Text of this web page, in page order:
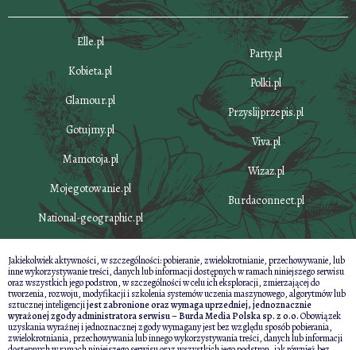
Elle.pl
Kobieta.pl
Glamour.pl
Gotujmy.pl
Mamotoja.pl
Mojegotowanie.pl
National-geographic.pl
Party.pl
Polki.pl
Przyslijprzepis.pl
Viva.pl
Wizaz.pl
Burdaconnect.pl
Jakiekolwiek aktywności, w szczególności: pobieranie, zwielokrotnianie, przechowywanie, lub
inne wykorzystywanie treści, danych lub informacji dostępnych w ramach niniejszego serwisu
oraz wszystkich jego podstron, w szczególności w celu ich eksploracji, zmierzającej do
tworzenia, rozwoju, modyfikacji i szkolenia systemów uczenia maszynowego, algorytmów lub
sztucznej inteligencjijest zabronione oraz wymaga uprzedniej, jednoznacznie
wyrażonej zgody administratora serwisu – Burda Media Polska sp. z o.o.Obowiązek
uzyskania wyraźnej i jednoznacznej zgody wymagany jest bez względu sposób pobierania,
zwielokrotniania, przechowywania lub innego wykorzystywania treści, danych lub informacji